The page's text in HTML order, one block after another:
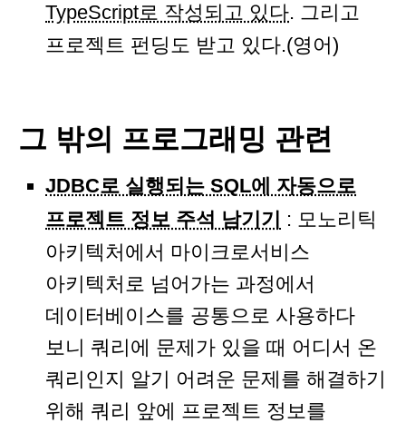
TypeScript로 작성되고 있다. 그리고
프로젝트 펀딩도 받고 있다.(영어)
그 밖의 프로그래밍 관련
JDBC로 실행되는 SQL에 자동으로
프로젝트 정보 주석 남기기
: 모노리틱
아키텍처에서 마이크로서비스
아키텍처로 넘어가는 과정에서
데이터베이스를 공통으로 사용하다
보니 쿼리에 문제가 있을 때 어디서 온
쿼리인지 알기 어려운 문제를 해결하기
위해 쿼리 앞에 프로젝트 정보를